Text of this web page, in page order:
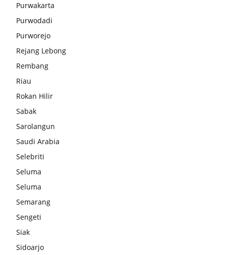
Purwakarta
Purwodadi
Purworejo
Rejang Lebong
Rembang
Riau
Rokan Hilir
Sabak
Sarolangun
Saudi Arabia
Selebriti
Seluma
Seluma
Semarang
Sengeti
Siak
Sidoarjo